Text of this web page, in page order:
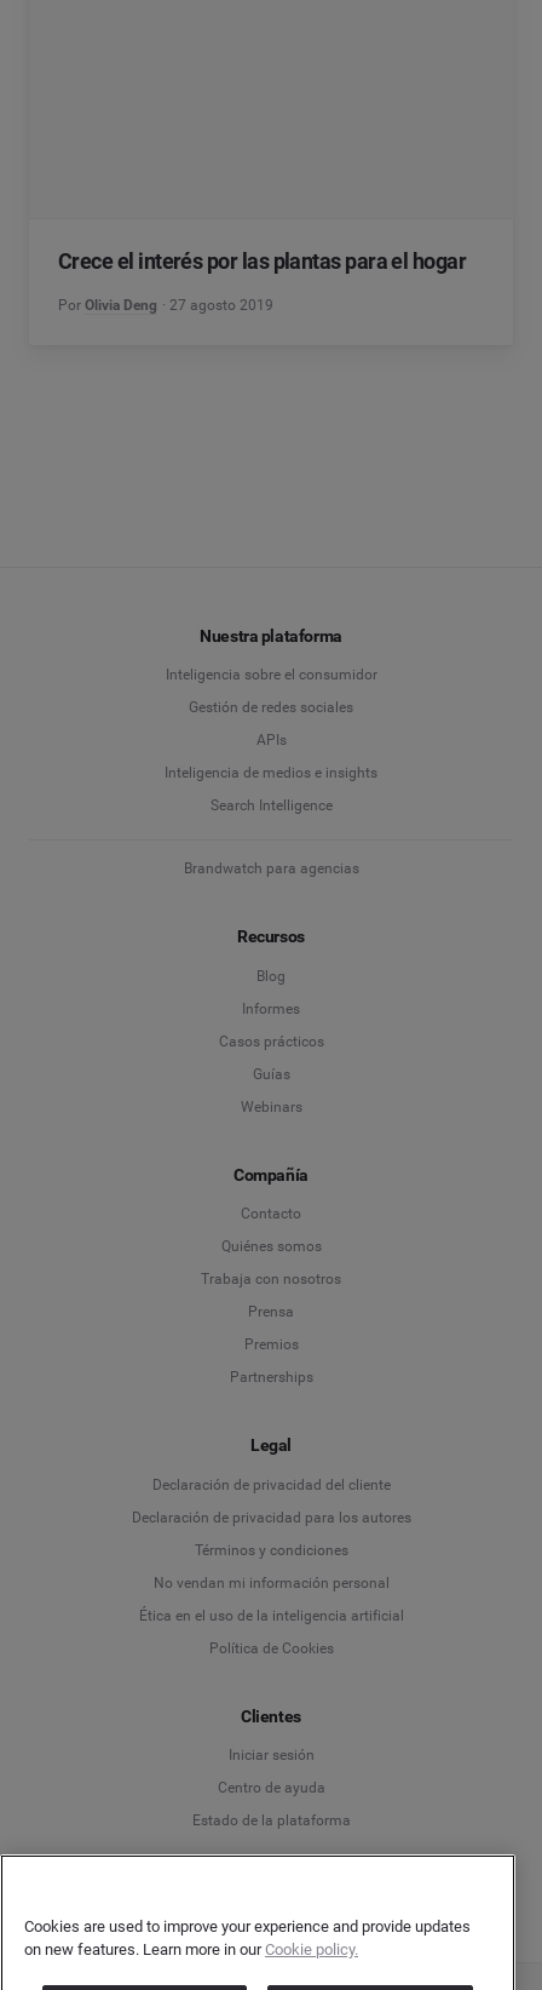
Crece el interés por las plantas para el hogar
Por Olivia Deng 27 agosto 2019
Nuestra plataforma
Inteligencia sobre el consumidor
Gestión de redes sociales
APIs
Inteligencia de medios e insights
Search Intelligence
Brandwatch para agencias
Recursos
Blog
Informes
Casos prácticos
Guías
Webinars
Compañía
Contacto
Quiénes somos
Trabaja con nosotros
Prensa
Premios
Partnerships
Legal
Declaración de privacidad del cliente
Declaración de privacidad para los autores
Términos y condiciones
No vendan mi información personal
Ética en el uso de la inteligencia artificial
Política de Cookies
Clientes
Iniciar sesión
Centro de ayuda
Estado de la plataforma
Language
Deutsch
Cookies are used to improve your experience and provide updates
on new features. Learn more in ourCookie policy.